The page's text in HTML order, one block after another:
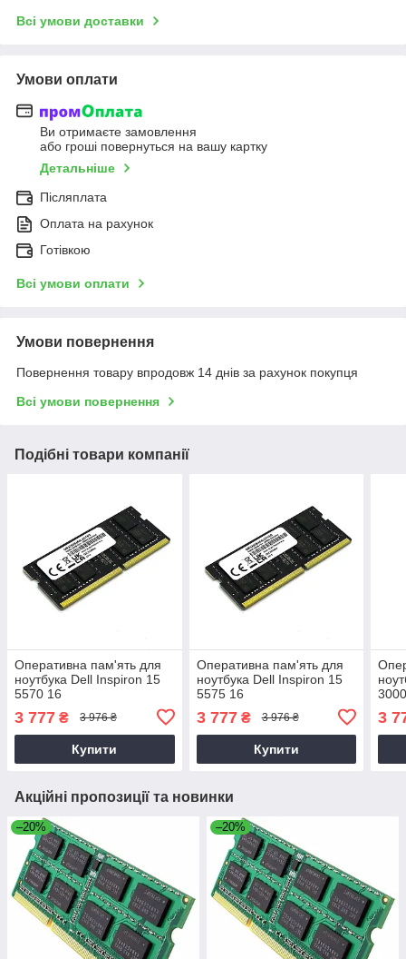
Всі умови доставки
Умови оплати
Ви отримаєте замовлення
або гроші повернуться на вашу картку
Детальніше
Післяплата
Оплата на рахунок
Готівкою
Всі умови оплати
Умови повернення
Повернення товару впродовж 14 днів за рахунок покупця
Всі умови повернення
Подібні товари компанії
Оперативна пам'ять для
ноутбука Dell Inspiron 15
5570 16
3 777 ₴ 3 976 ₴
Купити
Оперативна пам'ять для
ноутбука Dell Inspiron 15
5575 16
3 777₴ 3 976 ₴
Купити
3
Акційні пропозиції та новинки
–20% –20%